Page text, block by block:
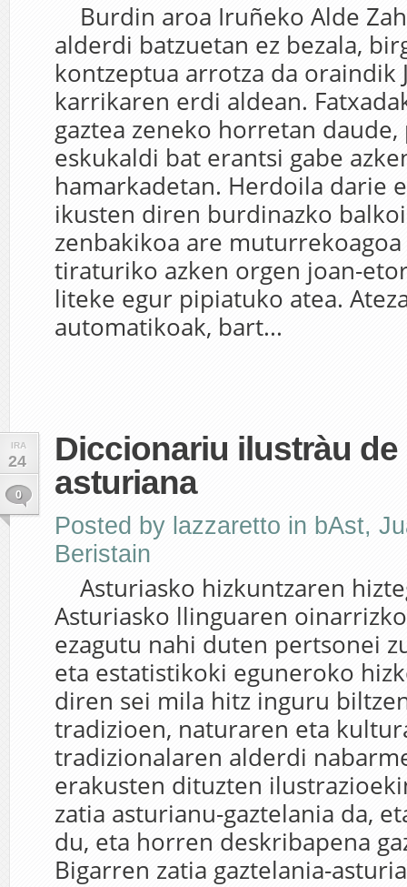
Burdin aroa Iruñeko Alde
alderdi batzuetan ez bezala,
kontzeptua arrotza da oraindik
karrikaren erdi aldean.
gaztea zeneko horretan
eskukaldi bat erantsi gabe
hamarkadetan. Herdoila darie
ikusten diren burdinazko
zenbakikoa are
tiraturiko azken orgen joan-
liteke egur pipiatuko atea.
automatikoak, bart...
IRA
24
0
Diccionariu ilustràu
asturiana
Posted by lazzaretto in bAst,
Beristain
Asturiasko hizkuntzaren
Asturiasko llinguaren
ezagutu nahi duten pertsonei
eta estatistikoki eguneroko
diren sei mila hitz inguru
tradizioen, naturaren eta
tradizionalaren alderdi
erakusten dituzten
zatia asturianu-gaztelania da,
du, eta horren deskribapena
Bigarren zatia gaztelania-